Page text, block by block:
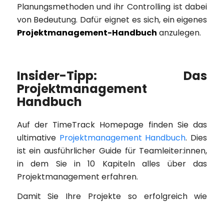
Planungsmethoden und ihr Controlling ist dabei
von Bedeutung. Dafür eignet es sich, ein eigenes
Projektmanagement-Handbuch anzulegen.
Insider-Tipp: Das
Projektmanagement
Handbuch
Auf der TimeTrack Homepage finden Sie das
ultimative Projektmanagement Handbuch. Dies
ist ein ausführlicher Guide für Teamleiter:innen,
in dem Sie in 10 Kapiteln alles über das
Projektmanagement erfahren.
Damit Sie Ihre Projekte so erfolgreich wie